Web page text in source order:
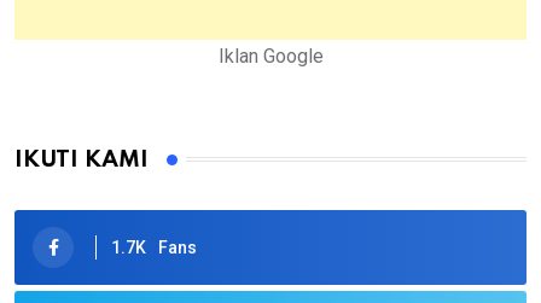
Iklan Google
IKUTI KAMI
1.7K Fans